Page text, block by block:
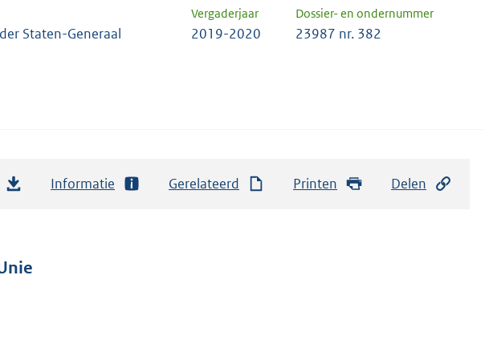
Vergaderjaar Dossier- en ondernummer
Staten-Generaal 2019-2020 23987 nr. 382
Informatie Gerelateerd Printen Delen